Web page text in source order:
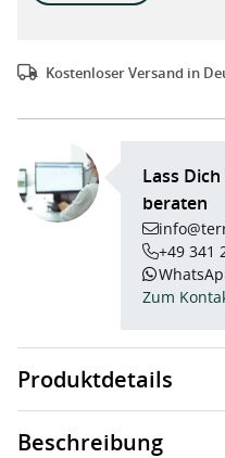
Kostenloser Versand in
Lass
beraten
+49 341
Zum
Produktdetails
Beschreibung